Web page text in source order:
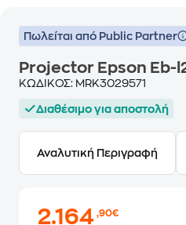
Πωλείται από Public Partner
Projector Epson Eb-
ΚΩΔΙΚΟΣ: MRK3029571
Διαθέσιμο για αποστολή
Αναλυτική Περιγραφή
2.164,90€